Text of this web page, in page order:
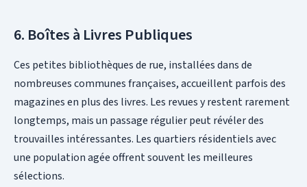
6. Boîtes à Livres Publiques
Ces petites bibliothèques de rue, installées dans de
nombreuses communes françaises, accueillent parfois des
magazines en plus des livres. Les revues y restent rarement
longtemps, mais un passage régulier peut révéler des
trouvailles intéressantes. Les quartiers résidentiels avec
une population agée offrent souvent les meilleures
sélections.